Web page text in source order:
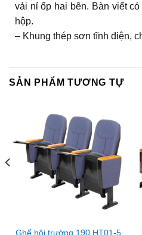
vải nỉ ốp hai bên. Bàn viết
hộp.
– Khung thép sơn tĩnh điện,
SẢN PHẨM TƯƠNG TỰ
Ghế hội trường 190 HT01-5